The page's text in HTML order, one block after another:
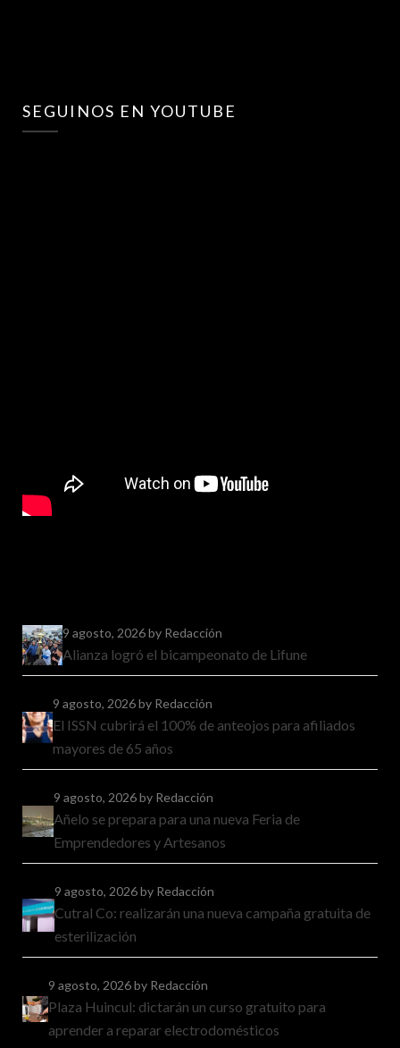
SEGUINOS EN YOUTUBE
9 agosto, 2026by Redacción
Alianza logró el bicampeonato de Lifune
9 agosto, 2026by Redacción
El ISSN cubrirá el 100% de anteojos para afiliados
mayores de 65 años
9 agosto, 2026by Redacción
Añelo se prepara para una nueva Feria de
Emprendedores y Artesanos
9 agosto, 2026by Redacción
Cutral Co: realizarán una nueva campaña gratuita de
esterilización
9 agosto, 2026by Redacción
Plaza Huincul: dictarán un curso gratuito para
aprender a reparar electrodomésticos